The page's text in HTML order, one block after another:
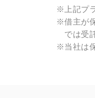
※ 上記プ
※借主が
では受
※当社は